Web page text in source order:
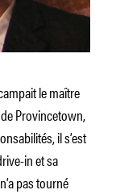
le maître
Provincetown,
il s’est
in et sa
pas tourné